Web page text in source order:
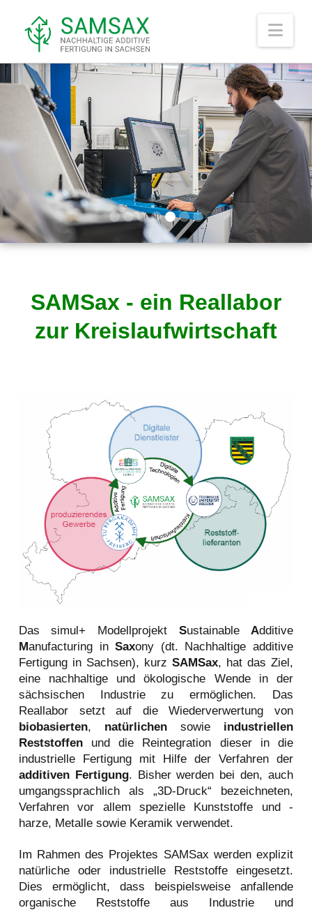
SAMSax - ein Reallabor
zur Kreislaufwirtschaft
Das simul+ Modellprojekt Sustainable Additive
Manufacturing inSaxony (dt. Nachhaltige additive
Fertigung in Sachsen), kurzSAMSax, hat das Ziel,
eine nachhaltige und ökologische Wende in der
sächsischen Industrie zu ermöglichen. Das
Reallabor setzt auf die Wiederverwertung von
biobasierten, natürlichensowie industriellen
Reststoffenund die Reintegration dieser in die
industrielle Fertigung mit Hilfe der Verfahren der
additiven Fertigung. Bisher werden bei den, auch
umgangssprachlich als „3D-Druck“ bezeichneten,
Verfahren vor allem spezielle Kunststoffe und -
harze, Metalle sowie Keramik verwendet.
Im Rahmen des Projektes SAMSax werden explizit
natürliche oder industrielle Reststoffe eingesetzt.
Dies ermöglicht, dass beispielsweise anfallende
organische Reststoffe aus Industrie und